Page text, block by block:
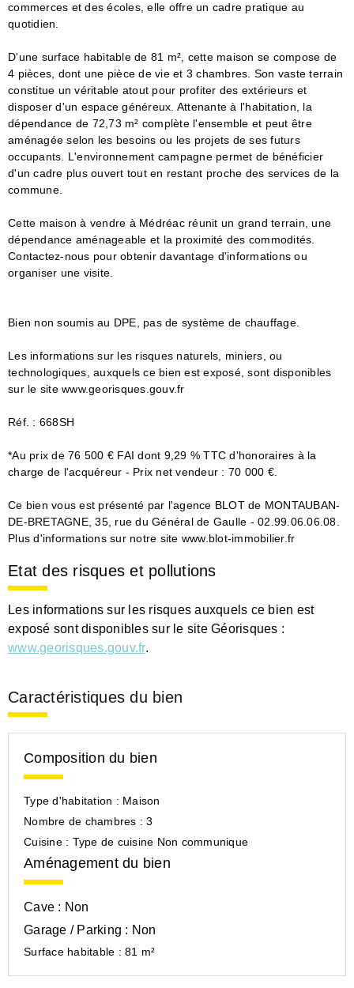
commerces et des écoles, elle offre un cadre pratique au
quotidien.
D'une surface habitable de 81 m², cette maison se compose de
4 pièces, dont une pièce de vie et 3 chambres. Son vaste terrain
constitue un véritable atout pour profiter des extérieurs et
disposer d'un espace généreux. Attenante à l'habitation, la
dépendance de 72,73 m² complète l'ensemble et peut être
aménagée selon les besoins ou les projets de ses futurs
occupants. L'environnement campagne permet de bénéficier
d'un cadre plus ouvert tout en restant proche des services de la
commune.
Cette maison à vendre à Médréac réunit un grand terrain, une
dépendance aménageable et la proximité des commodités.
Contactez-nous pour obtenir davantage d'informations ou
organiser une visite.
Bien non soumis au DPE, pas de système de chauffage.
Les informations sur les risques naturels, miniers, ou
technologiques, auxquels ce bien est exposé, sont disponibles
sur le site www.georisques.gouv.fr
Réf. : 668SH
*Au prix de 76 500 € FAI dont 9,29 % TTC d'honoraires à la
charge de l'acquéreur - Prix net vendeur : 70 000 €.
Ce bien vous est présenté par l'agence BLOT de MONTAUBAN-
DE-BRETAGNE, 35, rue du Général de Gaulle - 02.99.06.06.08.
Plus d'informations sur notre site www.blot-immobilier.fr
Etat des risques et pollutions
Les informations sur les risques auxquels ce bien est
exposé sont disponibles sur le site Géorisques :
www.georisques.gouv.fr.
Caractéristiques du bien
Composition du bien
Type d'habitation : Maison
Nombre de chambres :3
Cuisine : Type de cuisine Non communique
Aménagement du bien
Cave : Non
Garage / Parking : Non
Surface habitable : 81 m²